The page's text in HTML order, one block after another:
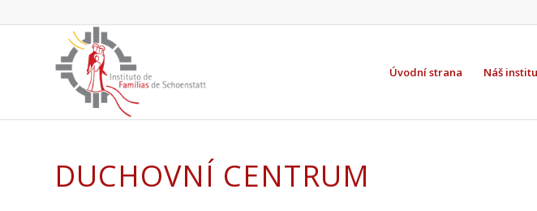
Úvodní strana Náš
DUCHOVNÍ CENTRUM